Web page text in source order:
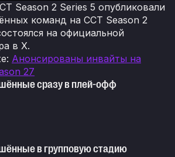
Season 2 Series 5 опубликовали
команд на CCT Season 2
на официальной
в X.
Анонсированы инвайты на
27
сразу в плей-офф
в групповую стадию